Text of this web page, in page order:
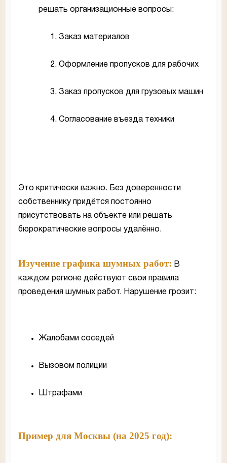
решать организационные вопросы:
Заказ материалов
Оформление пропусков для рабочих
Заказ пропусков для грузовых машин
Согласование въезда техники
Это критически важно. Без доверенности
собственнику придётся постоянно
присутствовать на объекте или решать
бюрократические вопросы удалённо.
Изучение графика шумных работ: В
каждом регионе действуют свои правила
проведения шумных работ. Нарушение грозит:
Жалобами соседей
Вызовом полиции
Штрафами
Пример для Москвы (на 2025 год):